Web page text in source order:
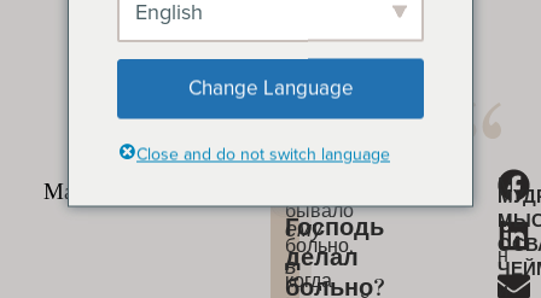
Вам Господь делал
больно?
ОСВАЛЬД ЧЕЙМБЕРС
Вам
Господь
делал
больно?
ему
в
бывало
больно,
когда
М
ы
н
и
English
Change Language
Close and do not switch language